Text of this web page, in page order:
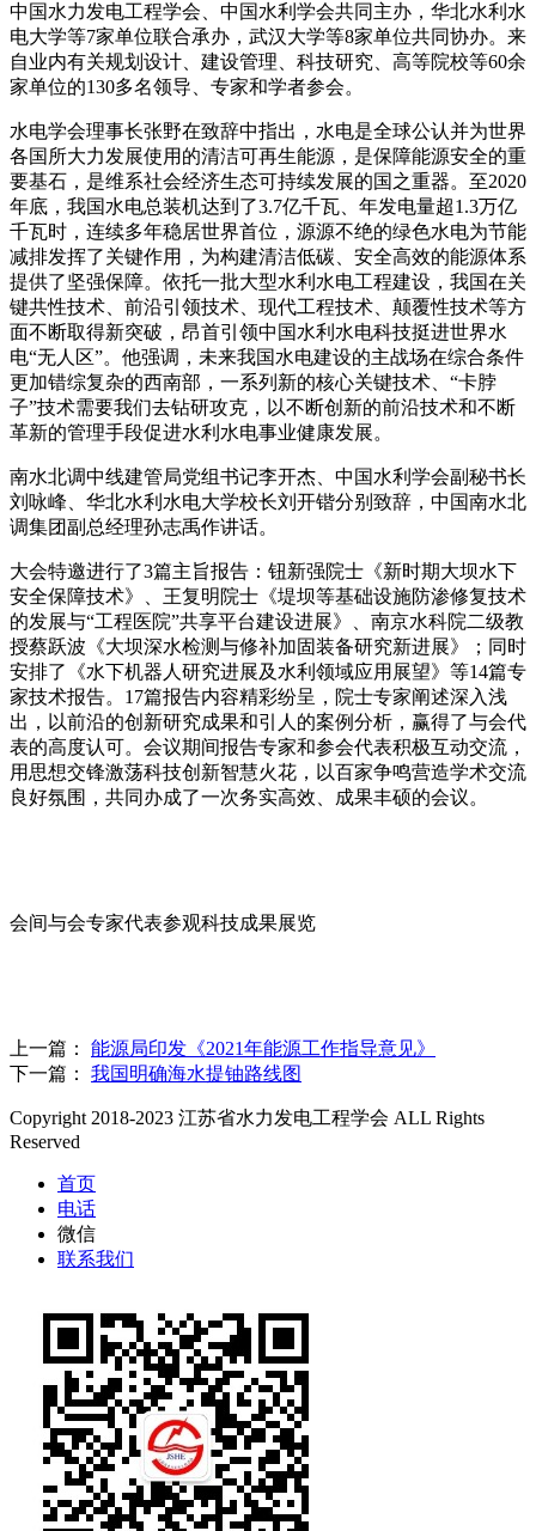
中国水力发电工程学会、中国水利学会共同主办，华北水利水
电大学等7家单位联合承办，武汉大学等8家单位共同协办。来
自业内有关规划设计、建设管理、科技研究、高等院校等60余
家单位的130多名领导、专家和学者参会。
水电学会理事长张野在致辞中指出，水电是全球公认并为世界
各国所大力发展使用的清洁可再生能源，是保障能源安全的重
要基石，是维系社会经济生态可持续发展的国之重器。至2020
年底，我国水电总装机达到了3.7亿千瓦、年发电量超1.3万亿
千瓦时，连续多年稳居世界首位，源源不绝的绿色水电为节能
减排发挥了关键作用，为构建清洁低碳、安全高效的能源体系
提供了坚强保障。依托一批大型水利水电工程建设，我国在关
键共性技术、前沿引领技术、现代工程技术、颠覆性技术等方
面不断取得新突破，昂首引领中国水利水电科技挺进世界水
电“无人区”。他强调，未来我国水电建设的主战场在综合条件
更加错综复杂的西南部，一系列新的核心关键技术、“卡脖
子”技术需要我们去钻研攻克，以不断创新的前沿技术和不断
革新的管理手段促进水利水电事业健康发展。
南水北调中线建管局党组书记李开杰、中国水利学会副秘书长
刘咏峰、华北水利水电大学校长刘开锴分别致辞，中国南水北
调集团副总经理孙志禹作讲话。
大会特邀进行了3篇主旨报告：钮新强院士《新时期大坝水下
安全保障技术》、王复明院士《堤坝等基础设施防渗修复技术
的发展与“工程医院”共享平台建设进展》、南京水科院二级教
授蔡跃波《大坝深水检测与修补加固装备研究新进展》；同时
安排了《水下机器人研究进展及水利领域应用展望》等14篇专
家技术报告。 17篇报告内容精彩纷呈，院士专家阐述深入浅
出，以前沿的创新研究成果和引人的案例分析，赢得了与会代
表的高度认可。会议期间报告专家和参会代表积极互动交流，
用思想交锋激荡科技创新智慧火花，以百家争鸣营造学术交流
良好氛围，共同办成了一次务实高效、成果丰硕的会议。
会间与会专家代表参观科技成果展览
上一篇： 能源局印发《2021年能源工作指导意见》
下一篇： 我国明确海水提铀路线图
Copyright 2018-2023 江苏省水力发电工程学会 ALL Rights
Reserved
首页
电话
微信
联系我们